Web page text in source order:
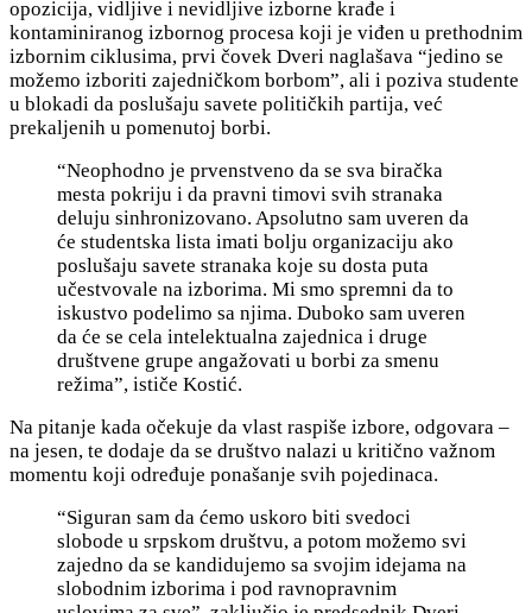
opozicija, vidljive i nevidljive izborne krađe i
kontaminiranog izbornog procesa koji je viđen u prethodnim
izbornim ciklusima, prvi čovek Dveri naglašava “jedino se
možemo izboriti zajedničkom borbom”, ali i poziva studente
u blokadi da poslušaju savete političkih partija, već
prekaljenih u pomenutoj borbi.
“Neophodno je prvenstveno da se sva biračka
mesta pokriju i da pravni timovi svih stranaka
deluju sinhronizovano. Apsolutno sam uveren da
će studentska lista imati bolju organizaciju ako
poslušaju savete stranaka koje su dosta puta
učestvovale na izborima. Mi smo spremni da to
iskustvo podelimo sa njima. Duboko sam uveren
da će se cela intelektualna zajednica i druge
društvene grupe angažovati u borbi za smenu
režima”, ističe Kostić.
Na pitanje kada očekuje da vlast raspiše izbore, odgovara –
na jesen, te dodaje da se društvo nalazi u kritično važnom
momentu koji određuje ponašanje svih pojedinaca.
“Siguran sam da ćemo uskoro biti svedoci
slobode u srpskom društvu, a potom možemo svi
zajedno da se kandidujemo sa svojim idejama na
slobodnim izborima i pod ravnopravnim